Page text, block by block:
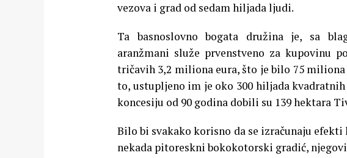
vezova i grad od sedam hiljada ljudi.
Ta basnoslovno bogata družina je, sa
aranžmani služe prvenstveno za kupovinu
tričavih 3,2 miliona eura, što je bilo 75
to, ustupljeno im je oko 300 hiljada
koncesiju od 90 godina dobili su 139 hektara
Bilo bi svakako korisno da se izračunaju
nekada pitoreskni bokokotorski gradić,